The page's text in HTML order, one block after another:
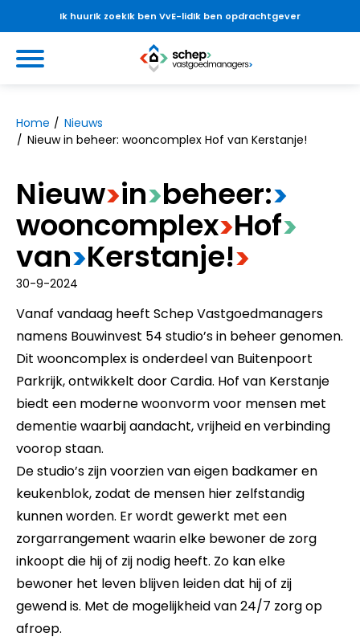
Naar hoofdinhoud
Naar hoofdnavigatiemenu
Naar zoeken
https://
Ga naar Hoofd
Ik huurIk zoekIk ben VvE-lidIk ben opdrachtgever
Home
Nieuws
Nieuw in beheer: wooncomplex Hof van Kerstanje!
Nieuw>​in>​beheer:>
wooncomplex>​Hof>
van>​Kerstanje!>
30-9-2024
Vanaf vandaag heeft Schep Vastgoedmanagers
namens Bouwinvest 54 studio’s in beheer genomen.
Dit wooncomplex is onderdeel van Buitenpoort
Parkrijk, ontwikkelt door Cardia. Hof van Kerstanje
biedt een moderne woonvorm voor mensen met
dementie waarbij aandacht, vrijheid en verbinding
voorop staan.
De studio’s zijn voorzien van eigen badkamer en
keukenblok, zodat de mensen hier zelfstandig
kunnen worden. Er wordt gewerkt met een
zorgarrangement waarin elke bewoner de zorg
inkoopt die hij of zij nodig heeft. Zo kan elke
bewoner het leven blijven leiden dat hij of zij
gewend is. Met de mogelijkheid van 24/7 zorg op
afroep.